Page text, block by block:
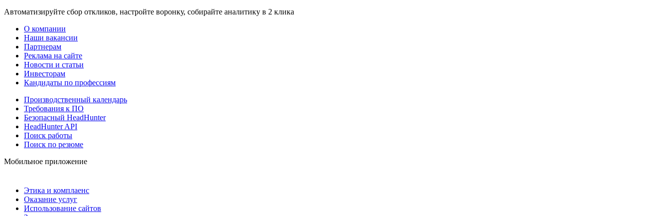
Автоматизируйте сбор откликов, настройте воронку, собирайте аналитику в 2 клика
О компании
Наши вакансии
Партнерам
Реклама на сайте
Новости и статьи
Инвесторам
Кандидаты по профессиям
Производственный календарь
Требования к ПО
Безопасный HeadHunter
HeadHunter API
Поиск работы
Поиск по резюме
Мобильное приложение
Этика и комплаенс
Оказание услуг
Использование сайтов